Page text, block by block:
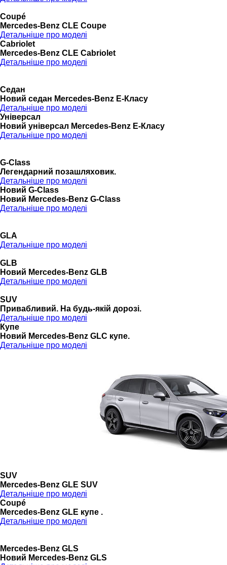
Coupé
Mercedes-Benz CLE Coupe
Детальніше про моделі
Cabriolet
Mercedes-Benz CLE Cabriolet
Детальніше про моделі
Седан
Новий седан Mercedes-Benz Е-Класу
Детальніше про моделі
Універсал
Новий універсал Mercedes-Benz E-Класу
Детальніше про моделі
G-Class
Легендарний позашляховик.
Детальніше про моделі
Новий G-Class
Новий Mercedes-Benz G-Class
Детальніше про моделі
GLA
Детальніше про моделі
GLB
Новий Mercedes-Benz GLB
Детальніше про моделі
SUV
Привабливий. На будь-якій дорозі.
Детальніше про моделі
Купе
Новий Mercedes-Benz GLС купе.
Детальніше про моделі
SUV
Mercedes-Benz GLE SUV
Детальніше про моделі
Coupé
Mercedes-Benz GLE купе .
Детальніше про моделі
Mercedes-Benz GLS
Новий Mercedes-Benz GLS